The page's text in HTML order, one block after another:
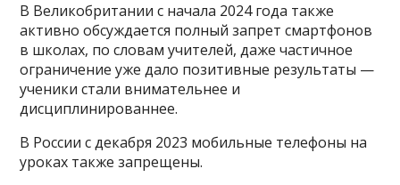
В Великобритании с начала 2024 года также
активно обсуждается полный запрет смартфонов
в школах, по словам учителей, даже частичное
ограничение уже дало позитивные результаты —
ученики стали внимательнее и
дисциплинированнее.
В России с декабря 2023 мобильные телефоны на
уроках также запрещены.